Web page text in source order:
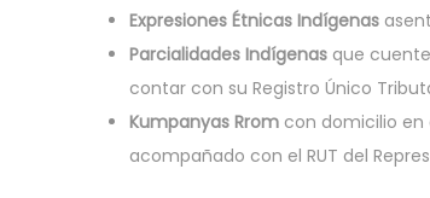
Expresiones Étnicas Indígenas
Parcialidades Indígenas que
contar con su Registro Único
Kumpanyas Rrom con domicilio en
acompañado con el RUT del